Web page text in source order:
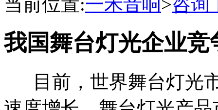
我国舞台灯光企业
目前，世界舞台灯光